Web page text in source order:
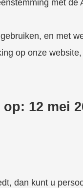
met de
en met
op onze
12 mei
dan kunt u